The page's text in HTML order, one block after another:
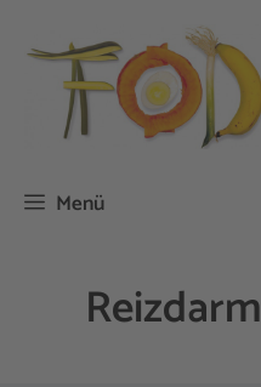
Inhalt
springen
Menü